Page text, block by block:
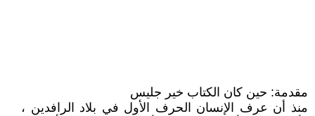
مقدمة: حين كان الكتاب خير جليس
منذ أن عرف الإنسان الحرف الأول في بلاد الرافدين ،